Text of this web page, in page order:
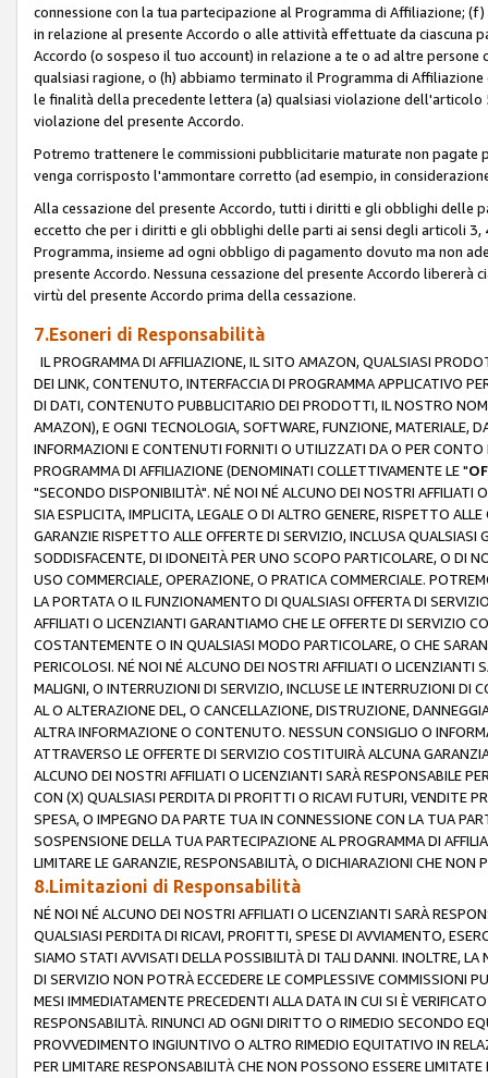
connessione con la tua partecipazione al Programma di Affiliazione;
in relazione al presente Accordo o alle attività effettuate da ciascuna
Accordo (o sospeso il tuo account) in relazione a te o ad altre
qualsiasi ragione, o (h) abbiamo terminato il Programma di
le finalità della precedente lettera (a) qualsiasi violazione
violazione del presente Accordo.
Potremo trattenere le commissioni pubblicitarie maturate non
venga corrisposto l'ammontare corretto (ad esempio, in
Alla cessazione del presente Accordo, tutti i diritti e gli obblighi delle
eccetto che per i diritti e gli obblighi delle parti ai sensi degli articoli
Programma, insieme ad ogni obbligo di pagamento dovuto ma non
presente Accordo. Nessuna cessazione del presente Accordo
virtù del presente Accordo prima della cessazione.
7.Esoneri di Responsabilità
IL PROGRAMMA DI AFFILIAZIONE, IL SITO AMAZON, QUALSIASI
DEI LINK, CONTENUTO, INTERFACCIA DI PROGRAMMA APPLICATIVO
DI DATI, CONTENUTO PUBBLICITARIO DEI PRODOTTI, IL NOSTRO
AMAZON), E OGNI TECNOLOGIA, SOFTWARE, FUNZIONE, MATERIALE,
INFORMAZIONI E CONTENUTI FORNITI O UTILIZZATI DA O PER
PROGRAMMA DI AFFILIAZIONE (DENOMINATI COLLETTIVAMENTE LE "
"SECONDO DISPONIBILITÀ". NÉ NOI NÉ ALCUNO DEI NOSTRI
SIA ESPLICITA, IMPLICITA, LEGALE O DI ALTRO GENERE, RISPETTO
GARANZIE RISPETTO ALLE OFFERTE DI SERVIZIO, INCLUSA
SODDISFACENTE, DI IDONEITÀ PER UNO SCOPO PARTICOLARE, O DI
USO COMMERCIALE, OPERAZIONE, O PRATICA COMMERCIALE.
LA PORTATA O IL FUNZIONAMENTO DI QUALSIASI OFFERTA DI
AFFILIATI O LICENZIANTI GARANTIAMO CHE LE OFFERTE DI SERVIZIO
COSTANTEMENTE O IN QUALSIASI MODO PARTICOLARE, O CHE
PERICOLOSI. NÉ NOI NÉ ALCUNO DEI NOSTRI AFFILIATI O LICENZIANTI
MALIGNI, O INTERRUZIONI DI SERVIZIO, INCLUSE LE INTERRUZIONI DI
AL O ALTERAZIONE DEL, O CANCELLAZIONE, DISTRUZIONE,
ALTRA INFORMAZIONE O CONTENUTO. NESSUN CONSIGLIO O
ATTRAVERSO LE OFFERTE DI SERVIZIO COSTITUIRÀ ALCUNA
ALCUNO DEI NOSTRI AFFILIATI O LICENZIANTI SARÀ RESPONSABILE
CON (X) QUALSIASI PERDITA DI PROFITTI O RICAVI FUTURI, VENDITE
SPESA, O IMPEGNO DA PARTE TUA IN CONNESSIONE CON LA TUA
SOSPENSIONE DELLA TUA PARTECIPAZIONE AL PROGRAMMA DI
LIMITARE LE GARANZIE, RESPONSABILITÀ, O DICHIARAZIONI CHE NON
8.Limitazioni di Responsabilità
NÉ NOI NÉ ALCUNO DEI NOSTRI AFFILIATI O LICENZIANTI SARÀ
QUALSIASI PERDITA DI RICAVI, PROFITTI, SPESE DI AVVIAMENTO,
SIAMO STATI AVVISATI DELLA POSSIBILITÀ DI TALI DANNI. INOLTRE,
DI SERVIZIO NON POTRÀ ECCEDERE LE COMPLESSIVE COMMISSIONI
MESI IMMEDIATAMENTE PRECEDENTI ALLA DATA IN CUI SI È
RESPONSABILITÀ. RINUNCI AD OGNI DIRITTO O RIMEDIO SECONDO
PROVVEDIMENTO INGIUNTIVO O ALTRO RIMEDIO EQUITATIVO IN
PER LIMITARE RESPONSABILITÀ CHE NON POSSONO ESSERE LIMITATE